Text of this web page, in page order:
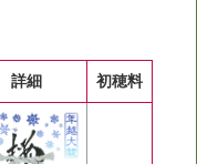
詳細 初穂料